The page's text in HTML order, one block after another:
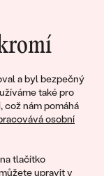
a byl bezpečný
také pro
což nám pomáhá
osobní
tlačítko
upravit v